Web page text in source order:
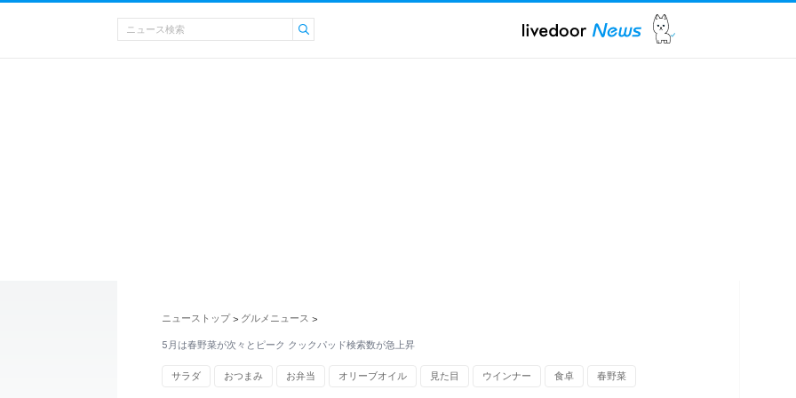
ニューストップ > グルメニュース >
5月は春野菜が次々とピーク クックパッド検索数が急上昇
サラダ おつまみ お弁当 オリーブオイル 見た目 ウインナー 食卓 春野菜